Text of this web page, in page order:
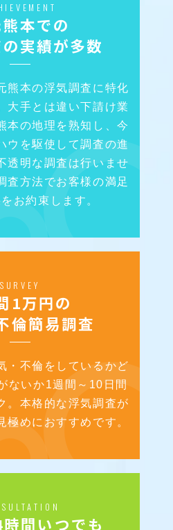
本での
実績が多数
熊本の浮気調査に特化
大手とは違い下請け業
本の地理を熟知し、今
ウを駆使して調査の進
透明な調査は行いませ
査方法でお客様の満足
お約束します。
SURVEY
1万円の
倫簡易調査
・不倫をしているかど
ないか1週間～10日間
。本格的な浮気調査が
極めにおすすめです。
間いつでも